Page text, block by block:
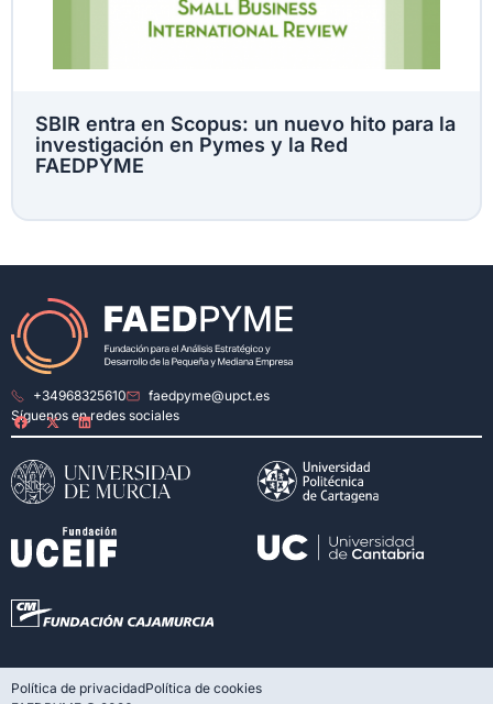
SBIR entra en Scopus: un nuevo hito para la
investigación en Pymes y la Red
FAEDPYME
+34968325610
faedpyme@upct.es
Síguenos en redes sociales
Política de privacidadPolítica de cookies